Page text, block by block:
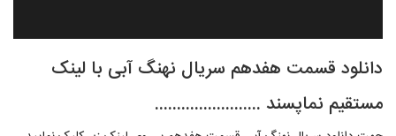
دانلود قسمت هفدهم سریال نهنگ آبی با لینک
مستقیم نماپسند ........................